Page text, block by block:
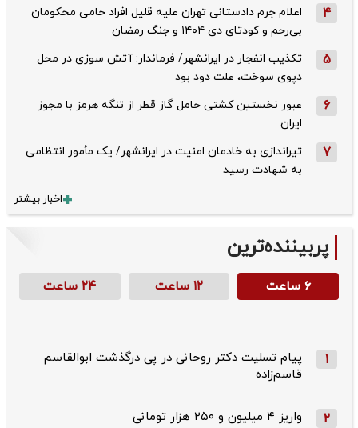
4
اعلام جرم دادستانی تهران علیه قلیل افراد حامی محکومان
بی‌رحم و کودتای دی‌ ۱۴۰۴ و جنگ رمضان
5
تکذیب ‌انفجار در ایرانشهر/ فرماندار: آتش سوزی در محل
دپوی سوخت، علت دود بود
6
عبور نخستین کشتی حامل گاز قطر از تنگه هرمز با مجوز
ایران
7
تیراندازی به خادمان امنیت در ایرانشهر/ یک مأمور انتظامی
به شهادت رسید
اخبار بیشتر
پربیننده‌ترین
۶ ساعت ۱۲ ساعت ۲۴ ساعت
1
پیام تسلیت دکتر روحانی در پی درگذشت ابوالقاسم
قاسم‌زاده
2 واریز ۴ میلیون و ۲۵۰ هزار تومانی